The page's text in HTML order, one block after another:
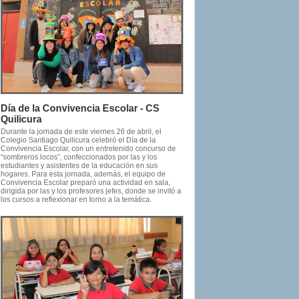
Día de la Convivencia Escolar - CS
Quilicura
Durante la jornada de este viernes 26 de abril, el
Colegio Santiago Quilicura celebró el Día de la
Convivencia Escolar, con un entretenido concurso de
“sombreros locos”, confeccionados por las y los
estudiantes y asistentes de la educación en sus
hogares. Para esta jornada, además, el equipo de
Convivencia Escolar preparó una actividad en sala,
dirigida por las y los profesores jefes, donde se invitó a
los cursos a reflexionar en torno a la temática.